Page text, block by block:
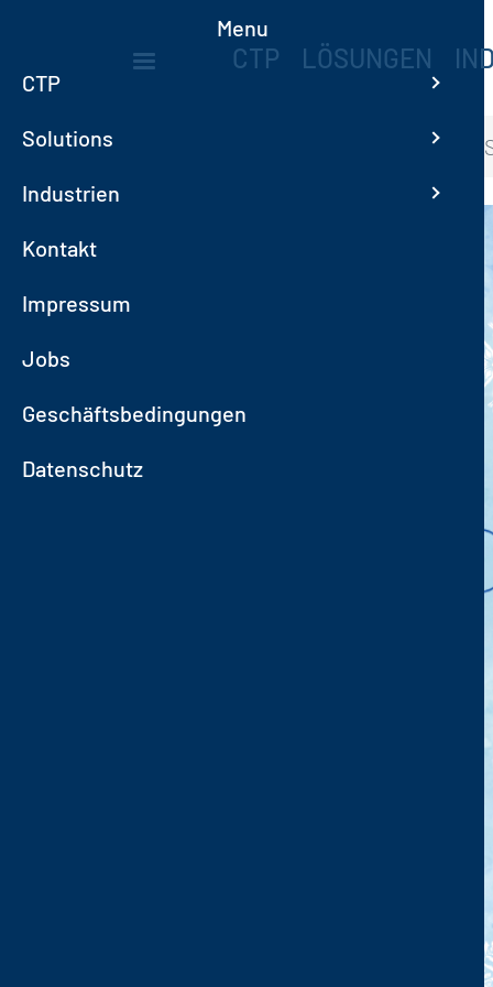
MAIN
CTP LÖSUNGEN
FROHE
Menu
CTP
Solutions
Industrien
Kontakt
Impressum
Jobs
Geschäftsbedingungen
Datenschutz